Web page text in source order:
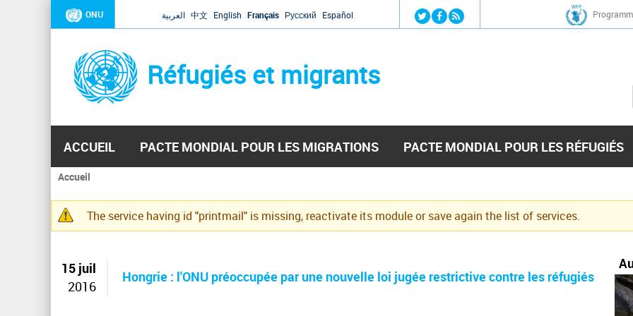
Jump to navigation
ONU العربية 中文 English Français Русский Español
Réfugiés et migrants
ACCUEIL PACTE MONDIAL POUR LES MIGRATIONS PACTE MONDIAL POUR LES RÉFUGIÉS
Vous
êtes
ici
Accueil
Message
The service having id "printmail" is missing, reactivate its module or save again the list of services.
15 juil
2016
Hongrie : l'ONU préoccupée par une nouvelle loi jugée restrictive contre les réfugiés